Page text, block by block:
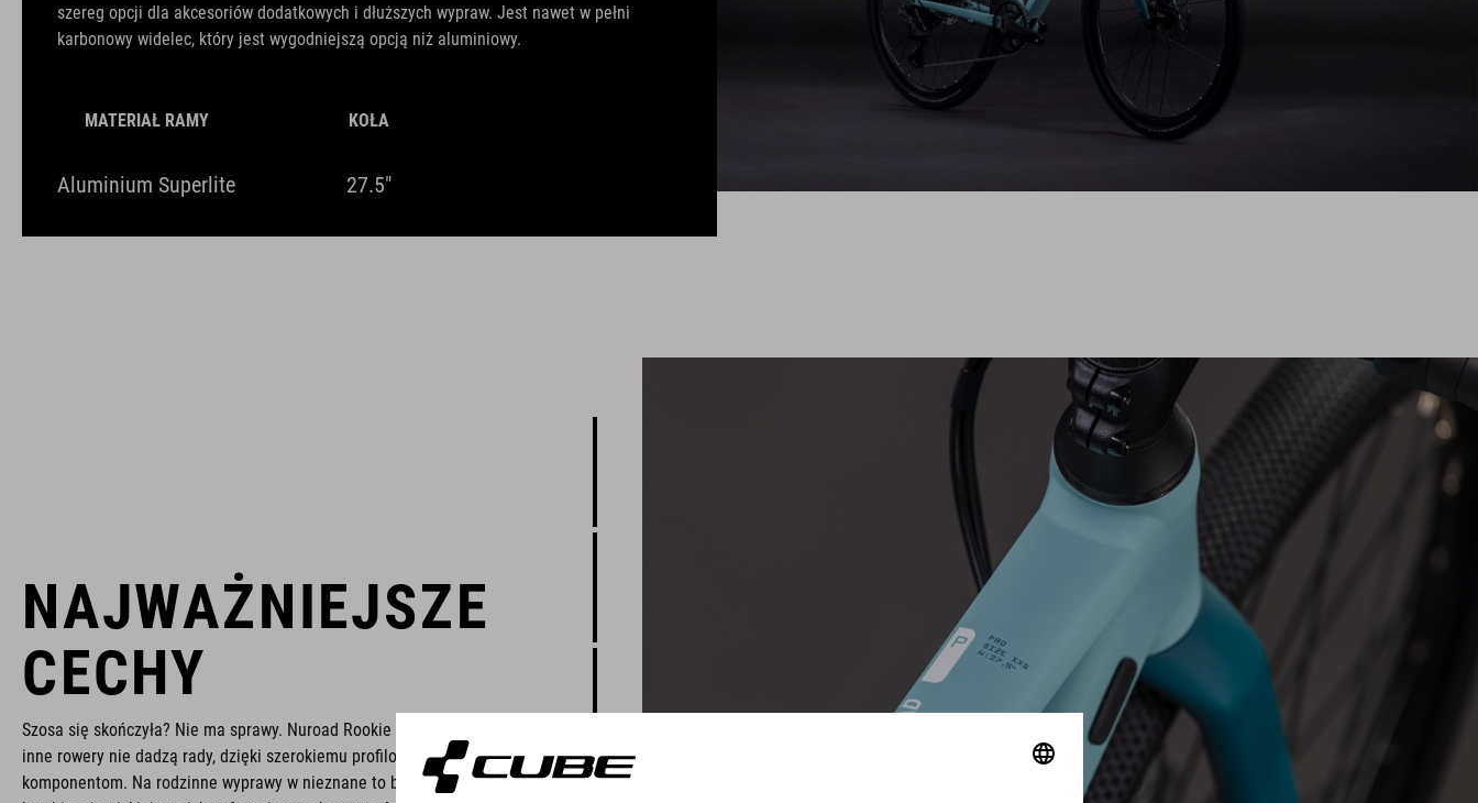
szereg opcji dla akcesoriów dodatkowych i dłuższych wypraw. Jest nawet w pełni
karbonowy widelec, który jest wygodniejszą opcją niż aluminiowy.
MATERIAŁ RAMY
Aluminium Superlite
KOŁA
27.5"
NAJWAŻNIEJSZE
CECHY
Szosa się skończyła? Nie ma sprawy. Nuroad Rookie dojedzie tam, gdzie
inne rowery nie dadzą rady, dzięki szerokiemu profilowi opon i szutrowym
komponentom. Na rodzinne wyprawy w nieznane to bezkonkurencyjna